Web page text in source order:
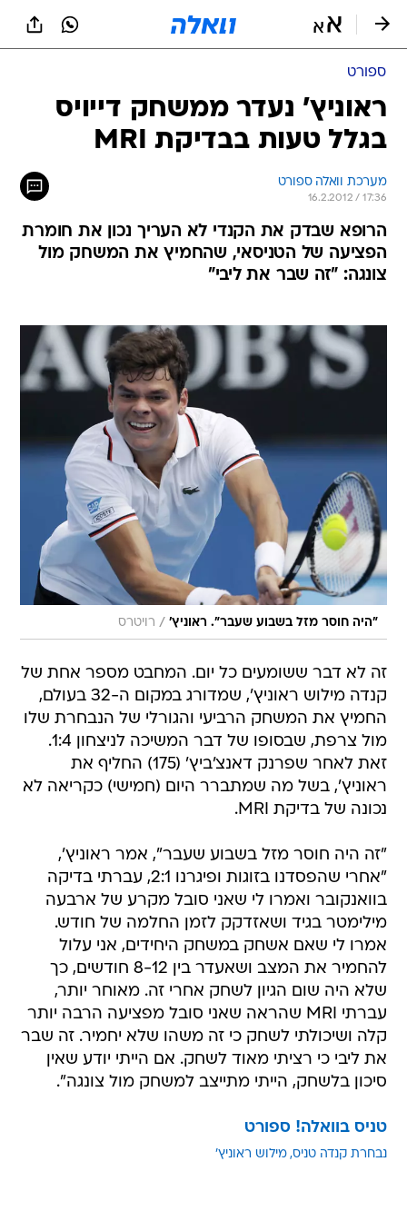
ספורט
ראוניץ' נעדר ממשחק דייויס
בגלל טעות בבדיקת MRI
מערכת וואלה ספורט
16.2.2012 / 17:36
הרופא שבדק את הקנדי לא העריך נכון את חומרת
הפציעה של הטניסאי, שהחמיץ את המשחק מול
צונגה: "זה שבר את ליבי"
"היה חוסר מזל בשבוע שעבר". ראוניץ' / רויטרס
זה לא דבר ששומעים כל יום. המחבט מספר אחת של
קנדה מילוש ראוניץ', שמדורג במקום ה-32 בעולם,
החמיץ את המשחק הרביעי והגורלי של הנבחרת שלו
מול צרפת, שבסופו של דבר המשיכה לניצחון 1:4.
זאת לאחר שפרנק דאנצ'ביץ' (175) החליף את
ראוניץ', בשל מה שמתברר היום (חמישי) כקריאה לא
נכונה של בדיקת MRI.
"זה היה חוסר מזל בשבוע שעבר", אמר ראוניץ',
"אחרי שהפסדנו בזוגות ופיגרנו 2:1, עברתי בדיקה
בוואנקובר ואמרו לי שאני סובל מקרע של ארבעה
מילימטר בגיד ושאזדקק לזמן החלמה של חודש.
אמרו לי שאם אשחק במשחק היחידים, אני עלול
להחמיר את המצב ושאעדר בין 8-12 חודשים, כך
שלא היה שום הגיון לשחק אחרי זה. מאוחר יותר,
עברתי MRI שהראה שאני סובל מפציעה הרבה יותר
קלה ושיכולתי לשחק כי זה משהו שלא יחמיר. זה שבר
את ליבי כי רציתי מאוד לשחק. אם הייתי יודע שאין
סיכון בלשחק, הייתי מתייצב למשחק מול צונגה".
טניס בוואלה! ספורט
נבחרת קנדה טניס מילוש ראוניץ'